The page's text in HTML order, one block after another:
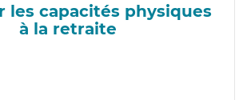
les capacités physiques
à la retraite